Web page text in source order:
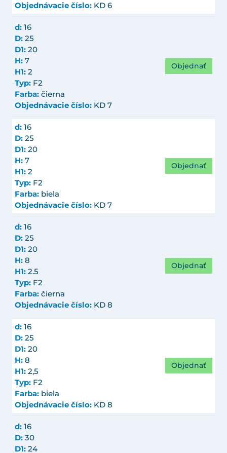
Objednávacie číslo: KD 6
d: 16
D: 25
D1: 20
H: 7
H1: 2
Typ: F2
Farba: čierna
Objednávacie číslo: KD 7
Objednať
d: 16
D: 25
D1: 20
H: 7
H1: 2
Typ: F2
Farba: biela
Objednávacie číslo: KD 7
Objednať
d: 16
D: 25
D1: 20
H: 8
H1: 2.5
Typ: F2
Farba: čierna
Objednávacie číslo: KD 8
Objednať
d: 16
D: 25
D1: 20
H: 8
H1: 2,5
Typ: F2
Farba: biela
Objednávacie číslo: KD 8
Objednať
d: 16
D: 30
D1: 24